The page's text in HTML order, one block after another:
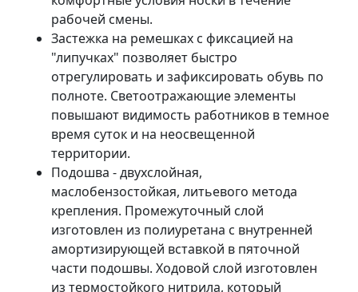
рабочей смены.
Застежка на ремешках с фиксацией на
"липучках" позволяет быстро
отрегулировать и зафиксировать обувь по
полноте. Светоотражающие элементы
повышают видимость работников в темное
время суток и на неосвещенной
территории.
Подошва - двухслойная,
маслобензостойкая, литьевого метода
крепления. Промежуточный слой
изготовлен из полиуретана с внутренней
амортизирующей вставкой в пяточной
части подошвы. Ходовой слой изготовлен
из термостойкого нитрила, который